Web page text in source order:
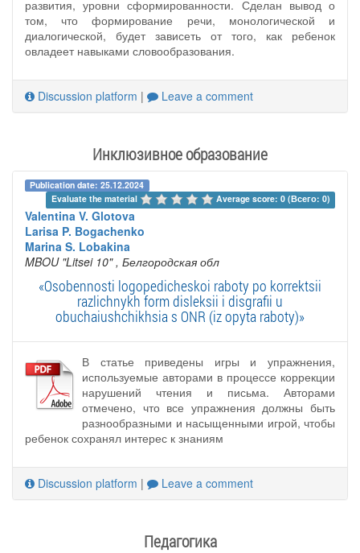
развития, уровни сформированности. Сделан вывод о
том, что формирование речи, монологической и
диалогической, будет зависеть от того, как ребенок
овладеет навыками словообразования.
Discussion platform | Leave a comment
Инклюзивное образование
Publication date: 25.12.2024
Evaluate the material
Average score: 0 (Всего: 0)
Valentina V. Glotova
Larisa P. Bogachenko
Marina S. Lobakina
MBOU "Litsei 10" , Белгородская обл
«Osobennosti logopedicheskoi raboty po korrektsii
razlichnykh form disleksii i disgrafii u
obuchaiushchikhsia s ONR (iz opyta raboty)»
В статье приведены игры и упражнения,
используемые авторами в процессе коррекции
нарушений чтения и письма. Авторами
отмечено, что все упражнения должны быть
разнообразными и насыщенными игрой, чтобы
ребенок сохранял интерес к знаниям
Discussion platform | Leave a comment
Педагогика